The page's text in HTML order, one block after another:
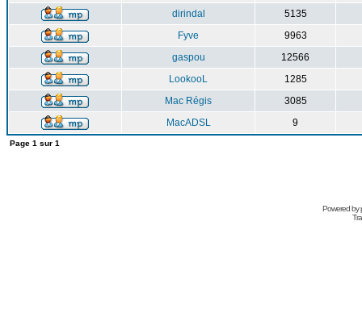
dirindal
5135
Fyve
9963
gaspou
12566
LookooL
1285
Mac Régis
3085
MacADSL
9
Page 1 sur 1
Powered by